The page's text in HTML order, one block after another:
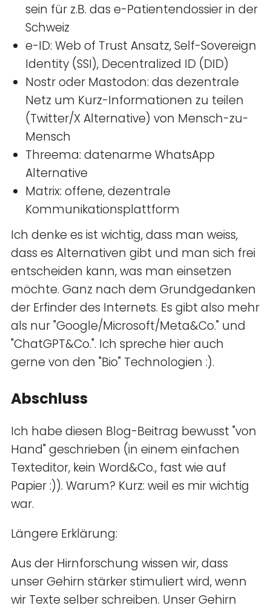
sein für z.B. das e-Patientendossier in der
Schweiz
e-ID: Web of Trust Ansatz, Self-Sovereign
Identity (SSI), Decentralized ID (DID)
Nostr oder Mastodon: das dezentrale
Netz um Kurz-Informationen zu teilen
(Twitter/X Alternative) von Mensch-zu-
Mensch
Threema: datenarme WhatsApp
Alternative
Matrix: offene, dezentrale
Kommunikationsplattform
Ich denke es ist wichtig, dass man weiss,
dass es Alternativen gibt und man sich frei
entscheiden kann, was man einsetzen
möchte. Ganz nach dem Grundgedanken
der Erfinder des Internets. Es gibt also mehr
als nur "Google/Microsoft/Meta&Co." und
"ChatGPT&Co.". Ich spreche hier auch
gerne von den "Bio" Technologien :).
Abschluss
Ich habe diesen Blog-Beitrag bewusst "von
Hand" geschrieben (in einem einfachen
Texteditor, kein Word&Co., fast wie auf
Papier :)). Warum? Kurz: weil es mir wichtig
war.
Längere Erklärung:
Aus der Hirnforschung wissen wir, dass
unser Gehirn stärker stimuliert wird, wenn
wir Texte selber schreiben. Unser Gehirn